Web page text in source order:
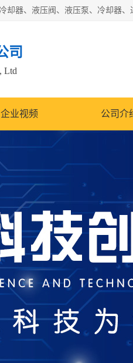
司
Ltd
企业视频 公司介